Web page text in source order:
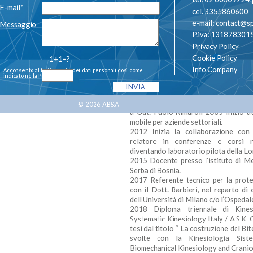
1982 Inizio l’ attività di
Odontoteam di Milano 1986
protesi mobile
1987 Diploma di odontotecnico
di Milano 1991 Partecipa al corso
a Odt. Paolo Rimaroli 2005 Inizio
mobile per aziende settoriali.
2012 Inizia la collaborazione
relatore in conferenze e corsi
diventando laboratorio pilota della
2015 Docente presso l’istituto di
Serba di Bosnia.
2017 Referente tecnico per la
con il Dott. Barbieri, nel reparto di
dell’Università di Milano c/o
2018 Diploma triennale di
Systematic Kinesiology Italy / A.S.K.
tesi dal titolo “ La costruzione del
svolte con la Kinesiologia
Biomechanical Kinesiology and
E-mail*
Messaggio
1+1=?
Acconsento al trattamento dei dati personali così come
indicato nella Privacy Policy
cel. 3355860600
e-mail:
P.iva:
Privacy Policy
Cookie Policy
Info Company
© 2026 AB&A